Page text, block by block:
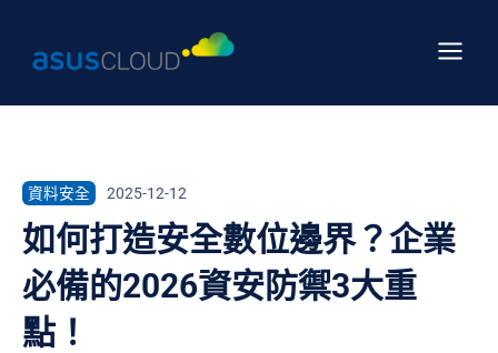
內
Menu
資料安全 2025-12-12
如何打造安全數位邊界？企業
必備的2026資安防禦3大重
點！